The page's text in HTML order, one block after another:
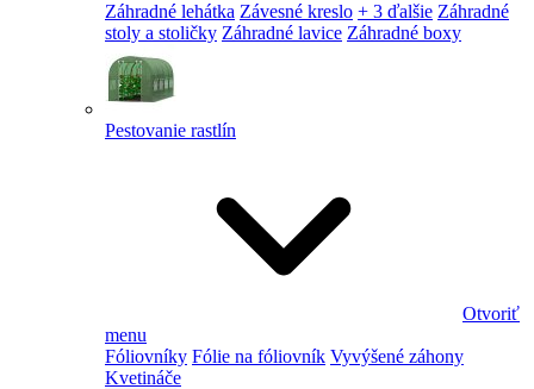
Záhradné lehátka Závesné kreslo + 3 ďalšie Záhradné
stoly a stoličky Záhradné lavice Záhradné boxy
Pestovanie rastlín
Otvoriť
menu
Fóliovníky Fólie na fóliovník Vyvýšené záhony
Kvetináče